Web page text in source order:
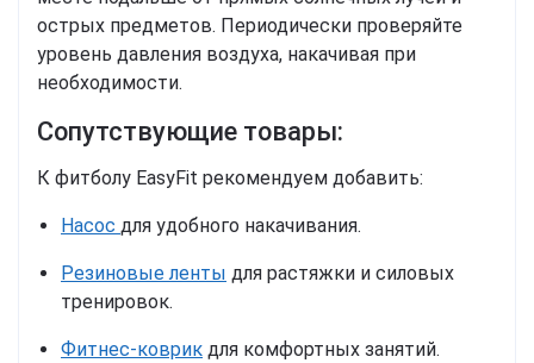
острых предметов. Периодически проверяйте
уровень давления воздуха, накачивая при
необходимости.
Сопутствующие товары:
К фитболу EasyFit рекомендуем добавить:
Насос для удобного накачивания.
Резиновые ленты для растяжки и силовых
тренировок.
Фитнес-коврик для комфортных занятий.